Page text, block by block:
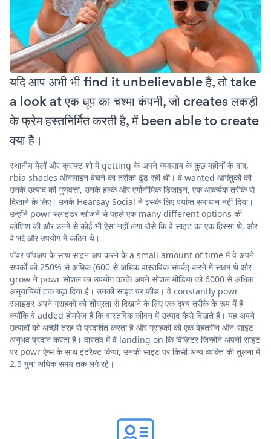
यदि आप अभी भी find it unbelievable हैं, तो take
a look at एक धूप का चश्मा कंपनी, जो creates लकड़ी
के फ्रेम हस्तनिर्मित करती है, में been able to create
क्या है।
स्थानीय मेलों और क्राफ्ट शो में getting के अपने व्यवसाय के कुछ महीनों के बाद,
rbia shades ऑनलाइन बेचने का तरीका ढूंढ रही थी। वे wanted आगंतुकों को
उनके उत्पाद की गुणवत्ता, उनके हल्के और एर्गोनोमिक डिज़ाइन, एक आकर्षक तरीके से
दिखाने के लिए। उनके Hearsay Social ने इसके लिए पर्याप्त समाधान नहीं दिया।
उन्होंने powr स्लाइडर खोजने से पहले एक many different options की
कोशिश की और उनमें से कोई भी ऐसा नहीं लगा जैसे कि वे साइट का एक हिस्सा थे, और
वे भद्दे और उपयोग में कठिन थे।
पॉवर पॉपअप के साथ साइन अप करने के a small amount of time में वे अपने
संपर्कों को 250% से अधिक (600 से अधिक वास्तविक संपर्क) करने में सक्षम थे और
grow ने powr सोशल का उपयोग करके अपने सोशल मीडिया को 6000 से अधिक
अनुयायियों तक बढ़ा दिया है। उनकी साइट पर फ़ीड। वे constantly powr
स्लाइडर अपने ग्राहकों को शीघ्रता से दिखाने के लिए एक दृश्य तरीके के रूप में हैं
क्योंकि वे added होमपेज हैं कि वास्तविक जीवन में उत्पाद कैसे दिखते हैं। यह अपने
उत्पादों को अच्छी तरह से प्रदर्शित करता है और ग्राहकों को एक बेहतरीन ऑन-साइट
अनुभव प्रदान करता है। वास्तव में वे landing on कि विज़िटर जिन्होंने अपनी साइट
पर powr ऐप्स के साथ इंटरैक्ट किया, उनकी साइट पर किसी अन्य व्यक्ति की तुलना में
2.5 गुना अधिक समय तक लगे रहे।